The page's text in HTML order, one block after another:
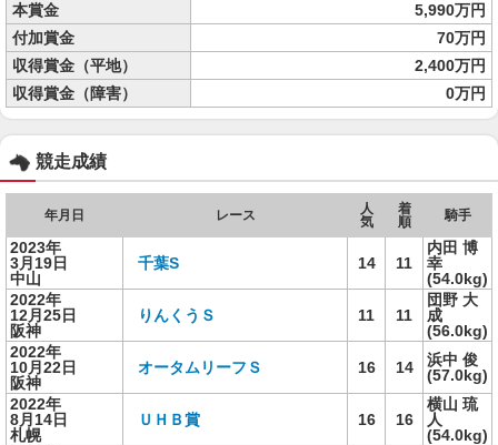
本賞金
5,990万円
付加賞金
70万円
収得賞金（平地）
2,400万円
収得賞金（障害）
0万円
競走成績
年月日 レース
人
気
着
順
騎手
2023年
3月19日
中山
千葉S 14 11
内田 博
幸
(54.0kg)
2022年
12月25日
阪神
りんくうＳ 11 11
団野 大
成
(56.0kg)
2022年
10月22日
阪神
オータムリーフＳ 16 14
浜中 俊
(57.0kg)
2022年
8月14日
札幌
ＵＨＢ賞 16 16
横山 琉
人
(54.0kg)